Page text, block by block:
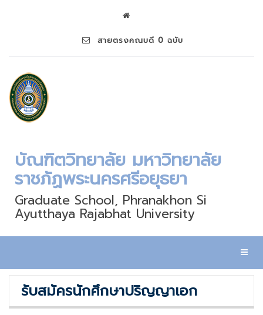
สายตรงคณบดี 0 ฉบับ
บัณฑิตวิทยาลัย มหาวิทยาลัย
ราชภัฏพระนครศรีอยุธยา
Graduate School, Phranakhon Si
Ayutthaya Rajabhat University
รับสมัครนักศึกษาปริญญาเอก